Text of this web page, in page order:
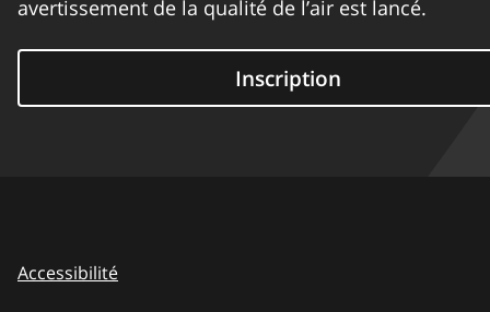
avertissement de la qualité de l’air est lancé.
Inscription
Accessibilité